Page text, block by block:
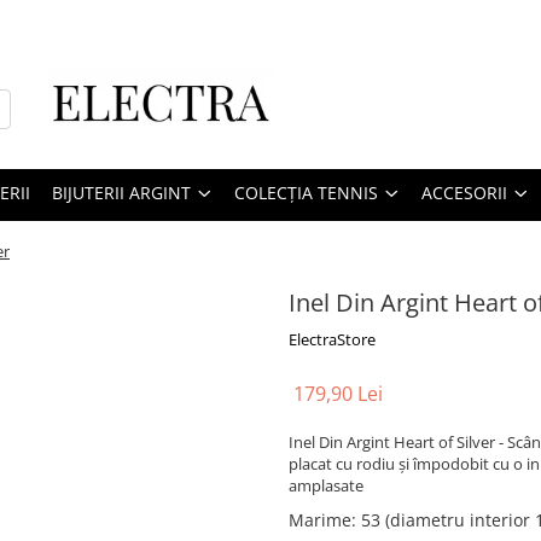
BIJUTERII ARGINT COLECȚIA TENNIS ACCESORII
Inel Din Argint Heart
ElectraStore
179,90 Lei
Inel Din Argint Heart of Silver -
placat cu rodiu și împodobit cu o
amplasate
Marime: 53 (diametru interior